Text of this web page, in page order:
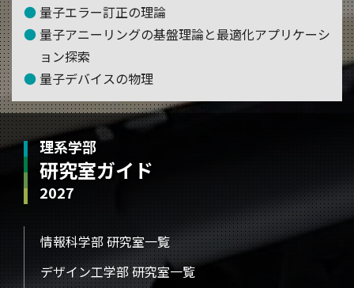
量子エラー訂正の理論
量子アニーリングの基盤理論と最適化アプリケーシ
ョン探索
量子デバイスの物理
理系学部
研究室ガイド
2027
情報科学部 研究室一覧
デザイン工学部 研究室一覧